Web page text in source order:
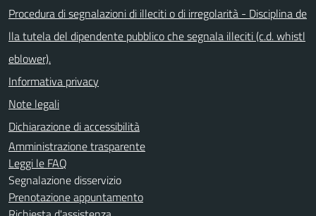
Procedura di segnalazioni di illeciti o di irregolarità - Disciplina de
lla tutela del dipendente pubblico che segnala illeciti (c.d. whistl
eblower).
Informativa privacy
Note legali
Dichiarazione di accessibilità
Amministrazione trasparente
Leggi le FAQ
Segnalazione disservizio
Prenotazione appuntamento